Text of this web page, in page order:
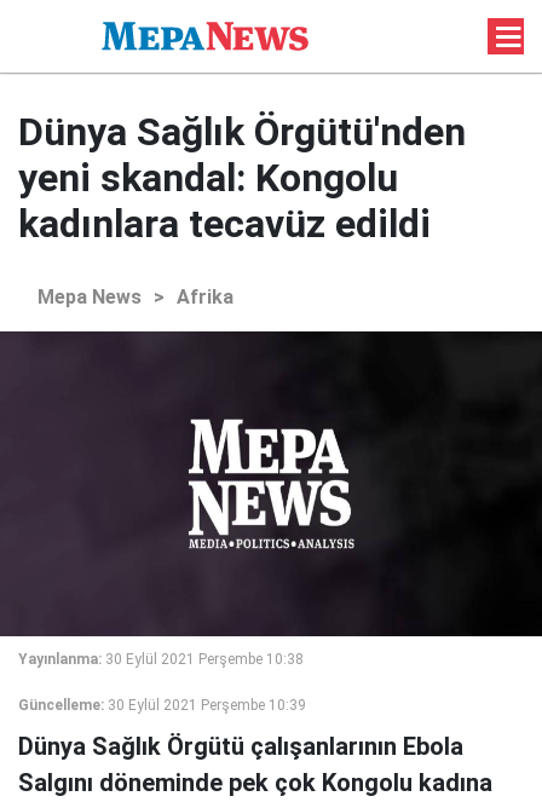
Dünya Sağlık Örgütü'nden
yeni skandal: Kongolu
kadınlara tecavüz edildi
Mepa News > Afrika
Yayınlanma: 30 Eylül 2021 Perşembe 10:38
Güncelleme: 30 Eylül 2021 Perşembe 10:39
Dünya Sağlık Örgütü çalışanlarının Ebola
Salgını döneminde pek çok Kongolu kadına